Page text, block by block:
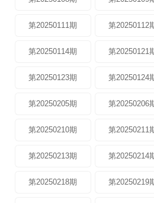
第20250111期 第20250112
第20250114期 第20250121
第20250123期 第20250124
第20250205期 第20250206
第20250210期 第20250211
第20250213期 第20250214
第20250218期 第20250219